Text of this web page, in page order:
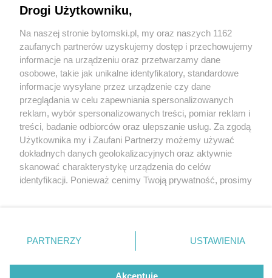
4 / 0
Wydawca mediów lokalnych
Nie zapomnij
zapoznać się z:
polityką prywatności regulamin korzystania z portali
Twojemiasto
Piekary Śląskie
Chorzów
Tarnowskie Góry
Gliwice
Skontakuj sięz nami
Kontakt
Wydawca
Pogoda
Drogi Użytkowniku,
Na naszej stronie bytomski.pl, my oraz naszych 1162
zaufanych partnerów uzyskujemy dostęp i przechowujemy
informacje na urządzeniu oraz przetwarzamy dane
osobowe, takie jak unikalne identyfikatory, standardowe
informacje wysyłane przez urządzenie czy dane
przeglądania w celu zapewniania spersonalizowanych
reklam, wybór spersonalizowanych treści, pomiar reklam i
treści, badanie odbiorców oraz ulepszanie usług. Za zgodą
Użytkownika my i Zaufani Partnerzy możemy używać
dokładnych danych geolokalizacyjnych oraz aktywnie
skanować charakterystykę urządzenia do celów
identyfikacji. Ponieważ cenimy Twoją prywatność, prosimy
prywatności znajdujący się w lewym dolnym rogu strony
. Niektóre rodzaje przetwarzania danych nie wymagają
zgody użytkownika, ale masz prawo sprzeciwić się
takiemu przetwarzaniu. Preferencje będą miały
PARTNERZY USTAWIENIA
Akceptuję